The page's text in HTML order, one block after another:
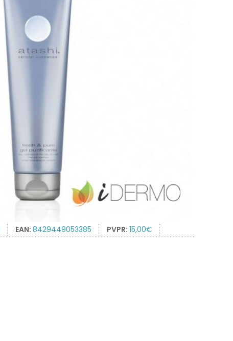
EAN: 8429449053385 PVPR: 15,00€